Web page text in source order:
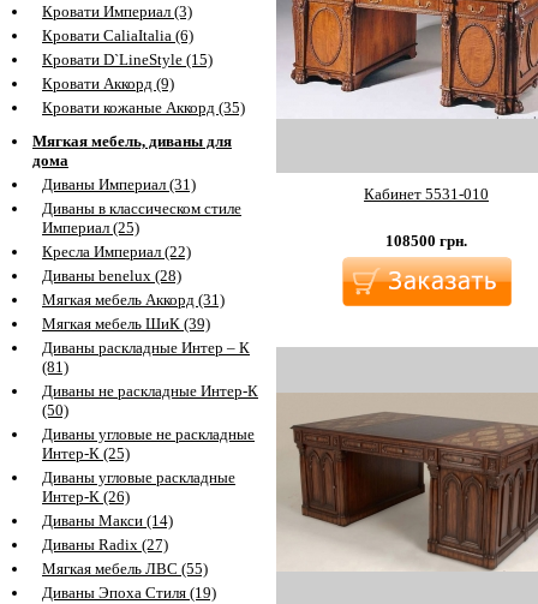
Кровати Империал (3)
Кровати CaliaItalia (6)
Кровати D`LineStyle (15)
Кровати Аккорд (9)
Кровати кожаные Аккорд (35)
Мягкая мебель, диваны для
дома
Диваны Империал (31)
Диваны в классическом стиле
Империал (25)
Кресла Империал (22)
Диваны benelux (28)
Мягкая мебель Аккорд (31)
Мягкая мебель ШиК (39)
Диваны раскладные Интер – К
(81)
Диваны не раскладные Интер-К
(50)
Диваны угловые не раскладные
Интер-К (25)
Диваны угловые раскладные
Интер-К (26)
Диваны Макси (14)
Диваны Radix (27)
Мягкая мебель ЛВС (55)
Диваны Эпоха Стиля (19)
Кабинет 5531-010
108500 грн.